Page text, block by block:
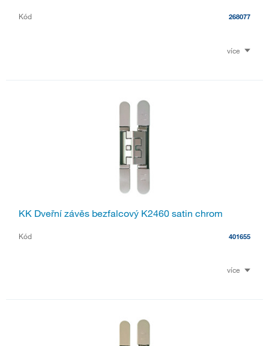
Kód 268077
více
KK Dveřní závěs bezfalcový K2460 satin chrom
Kód 401655
více